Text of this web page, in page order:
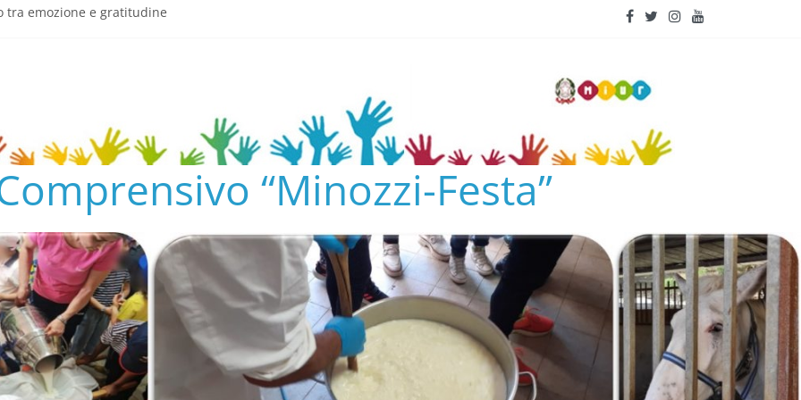
tra emozione e gratitudine
AL COLLEGIO E AL CONSIGLIO DI ISTITUTO 2024/25
“Minozzi-Festa”